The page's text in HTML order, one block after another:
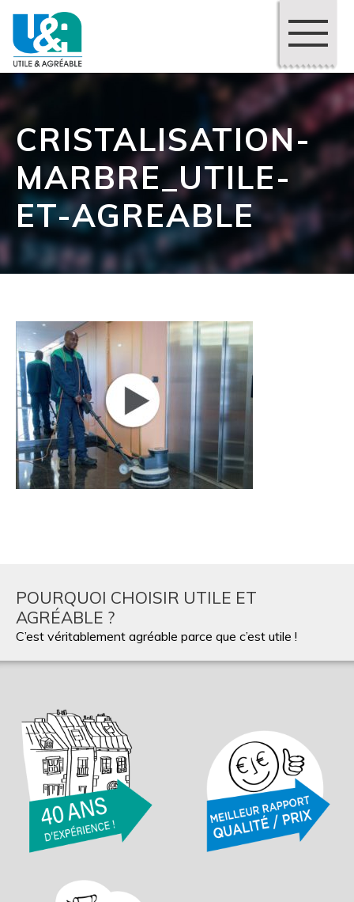
CRISTALISATION-
MARBRE_UTILE-
ET-AGREABLE
POURQUOI CHOISIR UTILE ET
AGRÉABLE ?
C’est véritablement agréable parce que c’est utile !